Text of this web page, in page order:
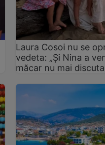
Laura Cosoi nu se
vedeta: „Și Nina a
măcar nu mai